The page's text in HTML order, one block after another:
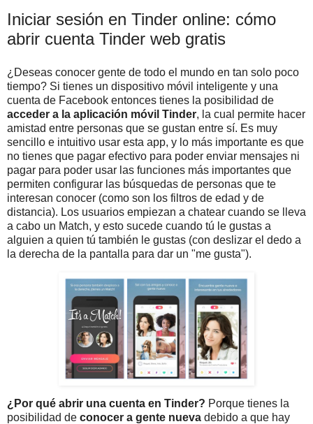
Iniciar sesión en Tinder online: cómo
abrir cuenta Tinder web gratis
¿Deseas conocer gente de todo el mundo en tan solo poco
tiempo? Si tienes un dispositivo móvil inteligente y una
cuenta de Facebook entonces tienes la posibilidad de
acceder a la aplicación móvil Tinder, la cual permite hacer
amistad entre personas que se gustan entre sí. Es muy
sencillo e intuitivo usar esta app, y lo más importante es que
no tienes que pagar efectivo para poder enviar mensajes ni
pagar para poder usar las funciones más importantes que
permiten configurar las búsquedas de personas que te
interesan conocer (como son los filtros de edad y de
distancia). Los usuarios empiezan a chatear cuando se lleva
a cabo un Match, y esto sucede cuando tú le gustas a
alguien a quien tú también le gustas (con deslizar el dedo a
la derecha de la pantalla para dar un "me gusta").
¿Por qué abrir una cuenta en Tinder? Porque tienes la
posibilidad de conocer a gente nueva debido a que hay